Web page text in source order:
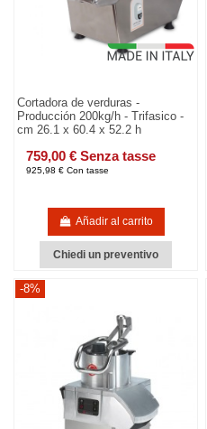
Cortadora de verduras -
Producción 200kg/h - Trifasico -
cm 26.1 x 60.4 x 52.2 h
759,00 € Senza tasse
925,98 € Con tasse
Añadir al carrito
Chiedi un preventivo
-8%